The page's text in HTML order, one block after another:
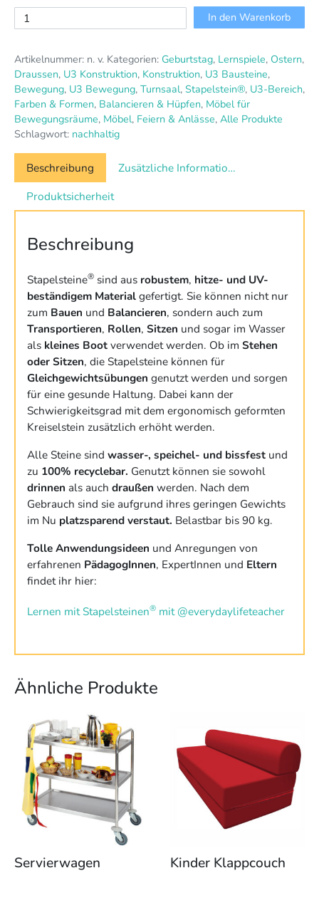
Stapelstein®
Pastell
Menge
In den Warenkorb
Artikelnummer: n. v. Kategorien: Geburtstag, Lernspiele, Ostern,
Draussen, U3 Konstruktion, Konstruktion, U3 Bausteine,
Bewegung, U3 Bewegung, Turnsaal, Stapelstein®, U3-Bereich,
Farben & Formen, Balancieren & Hüpfen, Möbel für
Bewegungsräume, Möbel, Feiern & Anlässe, Alle Produkte
Schlagwort: nachhaltig
Beschreibung
Zusätzliche Informationen
Produktsicherheit
Beschreibung
Stapelsteine® sind aus robustem, hitze- und UV-
beständigem Materialgefertigt. Sie können nicht nur
zum Bauen und Balancieren, sondern auch zum
Transportieren, Rollen, Sitzen und sogar im Wasser
als kleines Bootverwendet werden. Ob im Stehen
oder Sitzen, die Stapelsteine können für
Gleichgewichtsübungen genutzt werden und sorgen
für eine gesunde Haltung. Dabei kann der
Schwierigkeitsgrad mit dem ergonomisch geformten
Kreiselstein zusätzlich erhöht werden.
Alle Steine sind wasser-, speichel- und bissfest und
zu 100% recyclebar. Genutzt können sie sowohl
drinnen als auch draußen werden. Nach dem
Gebrauch sind sie aufgrund ihres geringen Gewichts
im Nu platzsparend verstaut. Belastbar bis 90 kg.
Tolle Anwendungsideen und Anregungen von
erfahrenen PädagogInnen, ExpertInnen und Eltern
findet ihr hier:
Lernen mit Stapelsteinen® mit @everydaylifeteacher
Ähnliche Produkte
Servierwagen Kinder Klappcouch